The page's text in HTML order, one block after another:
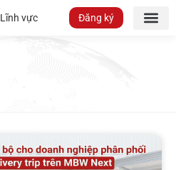
Lĩnh vực Đăng ký